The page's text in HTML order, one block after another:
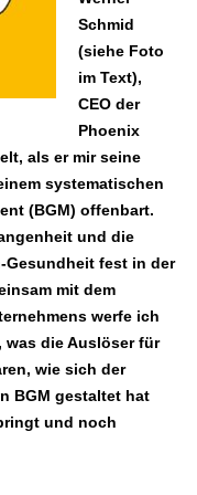
Schmid
(siehe Foto
im Text),
CEO der
Phoenix
als er mir seine
systematischen
(BGM) offenbart.
und die
Gesundheit fest in der
mit dem
werfe ich
was die Auslöser für
wie sich der
BGM gestaltet hat
und noch